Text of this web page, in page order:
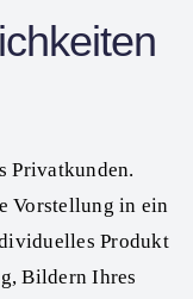
Privatkunden.
Vorstellung in ein
Produkt
Bildern Ihres